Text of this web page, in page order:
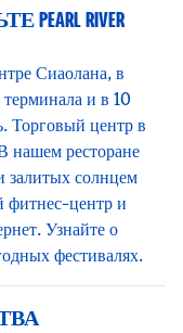
RIVER
Сиаолана, в
терминала и в 10
Торговый центр в
нашем ресторане
залитых солнцем
фитнес-центр и
Узнайте о
фестивалях.